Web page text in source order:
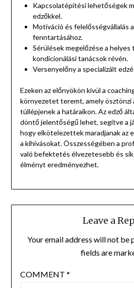
Kapcsolatépítési lehetőségek
edzőkkel.
Motiváció és felelősségvállalás
fenntartásához.
Sérülések megelőzése a helyes
kondicionálási tanácsok révén.
Versenyelőny a specializált
Ezeken az előnyökön kívül a
környezetet teremt, amely ösztönzi
túllépjenek a határaikon. Az edző
döntő jelentőségű lehet, segítve a
hogy elkötelezettek maradjanak az
a kihívásokat. Összességében a
való befektetés élvezetesebb és
élményt eredményezhet.
Leave a
Your email address will not be
fields are
COMMENT *